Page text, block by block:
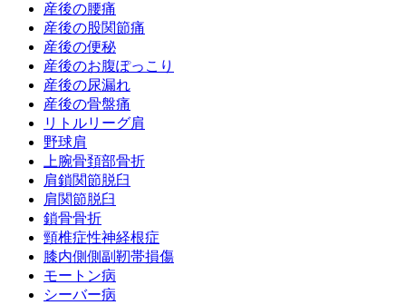
産後の腰痛
産後の股関節痛
産後の便秘
産後のお腹ぽっこり
産後の尿漏れ
産後の骨盤痛
リトルリーグ肩
野球肩
上腕骨頚部骨折
肩鎖関節脱臼
肩関節脱臼
鎖骨骨折
頸椎症性神経根症
膝内側側副靭帯損傷
モートン病
シーバー病